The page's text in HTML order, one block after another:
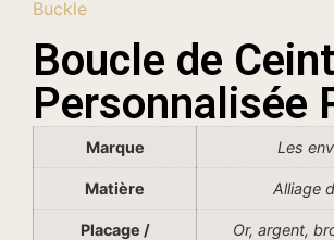
Buckle
Boucle de
Personnalisée
Marque Les
Matière Alliage
Placage /
Or, argent,